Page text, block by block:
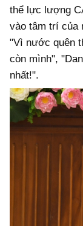
thể lực lượng
vào tâm trí của
"Vì nước quên
còn mình",
nhất!".